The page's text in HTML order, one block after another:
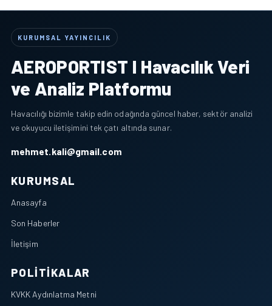
KURUMSAL YAYINCILIK
AEROPORTIST I Havacılık Veri
ve Analiz Platformu
Havacılığı bizimle takip edin odağında güncel haber, sektör analizi
ve okuyucu iletişimini tek çatı altında sunar.
mehmet.kali@gmail.com
KURUMSAL
Anasayfa
Son Haberler
İletişim
POLITIKALAR
KVKK Aydınlatma Metni